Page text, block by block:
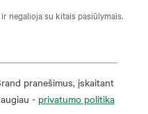
negalioja su kitais pasiūlymais.
pranešimus, įskaitant
- privatumo politika